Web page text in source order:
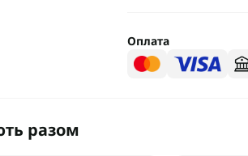
Оплата
разом